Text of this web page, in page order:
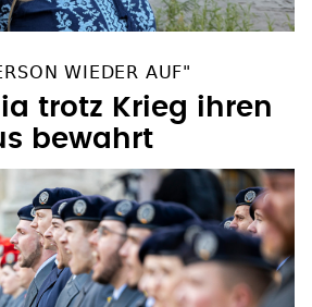
WIEDER AUF"
trotz Krieg ihren
bewahrt